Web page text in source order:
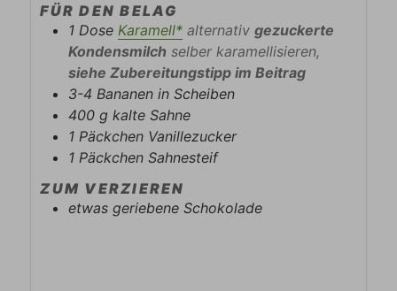
FÜR DEN BELAG
1 Dose Karamell* alternativgezuckerte
Kondensmilch selber karamellisieren,
siehe Zubereitungstipp im Beitrag
3-4 Bananen in Scheiben
400 g kalte Sahne
1 Päckchen Vanillezucker
1 Päckchen Sahnesteif
ZUM VERZIEREN
etwas geriebene Schokolade